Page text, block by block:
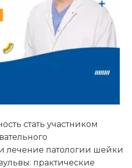
стать участником
лечение патологии шейки
практические